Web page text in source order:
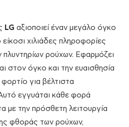
LG αξιοποιεί έναν μεγάλο όγκο
χιλιάδες πληροφορίες
πλυντηρίων ρούχων. Εφαρμόζει
στον όγκο και την ευαισθησία
για βέλτιστα
εγγυάται κάθε φορά
με την πρόσθετη λειτουργία
φθοράς των ρούχων,